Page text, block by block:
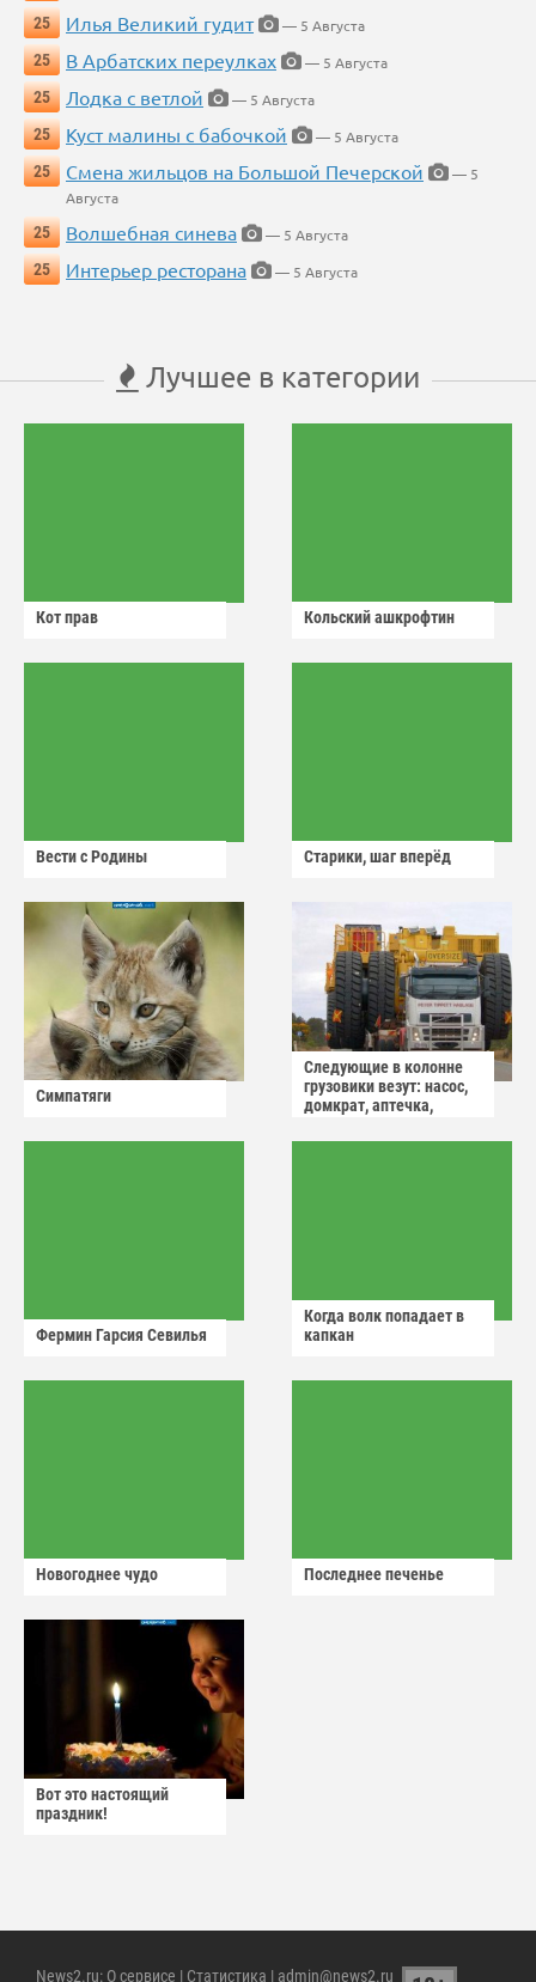
25
Илья Великий гудит
— 5 Августа
25
В Арбатских переулках
— 5 Августа
25
Лодка с ветлой
— 5 Августа
25
Куст малины с бабочкой
— 5 Августа
25
Смена жильцов на Большой Печерской
— 5
Августа
25
Волшебная синева
— 5 Августа
25
Интерьер ресторана — 5 Августа
Лучшее в категории
Кот прав Кольский ашкрофтин
Вести с Родины Старики, шаг вперёд
Симпатяги
Следующие в колонне
грузовики везут: насос,
домкрат, аптечка,
Фермин Гарсия Севилья
Когда волк попадает в
капкан
Новогоднее чудо Последнее печенье
Вот это настоящий
праздник!
News2.ru: О сервисе | Статистика | admin@news2.ru